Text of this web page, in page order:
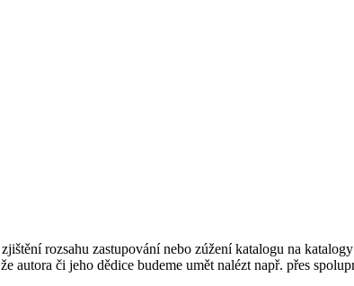
rozsahu zastupování nebo zúžení katalogu na
či jeho dědice budeme umět nalézt např. přes